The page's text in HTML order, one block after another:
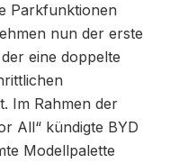
Parkfunktionen
nun der erste
eine doppelte
Im Rahmen der
All“ kündigte BYD
Modellpalette